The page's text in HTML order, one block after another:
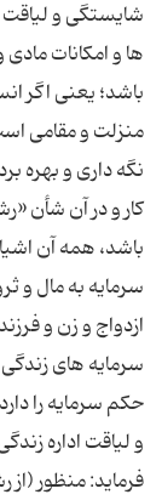
شایستگى و لیاقت
ها و امکانات
باشد؛ یعنى اگر
منزلت و مقامى
نگه دارى و بهره
کار و در آن شأن
باشد، همه آن
سرمایه به مال و
ازدواج و زن و
سرمایه هاى
حکم سرمایه را
و لیاقت اداره
فرماید: منظور